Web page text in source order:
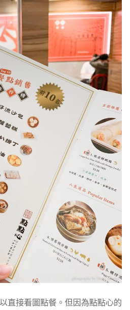
直接看圖點餐。但因為點點心的